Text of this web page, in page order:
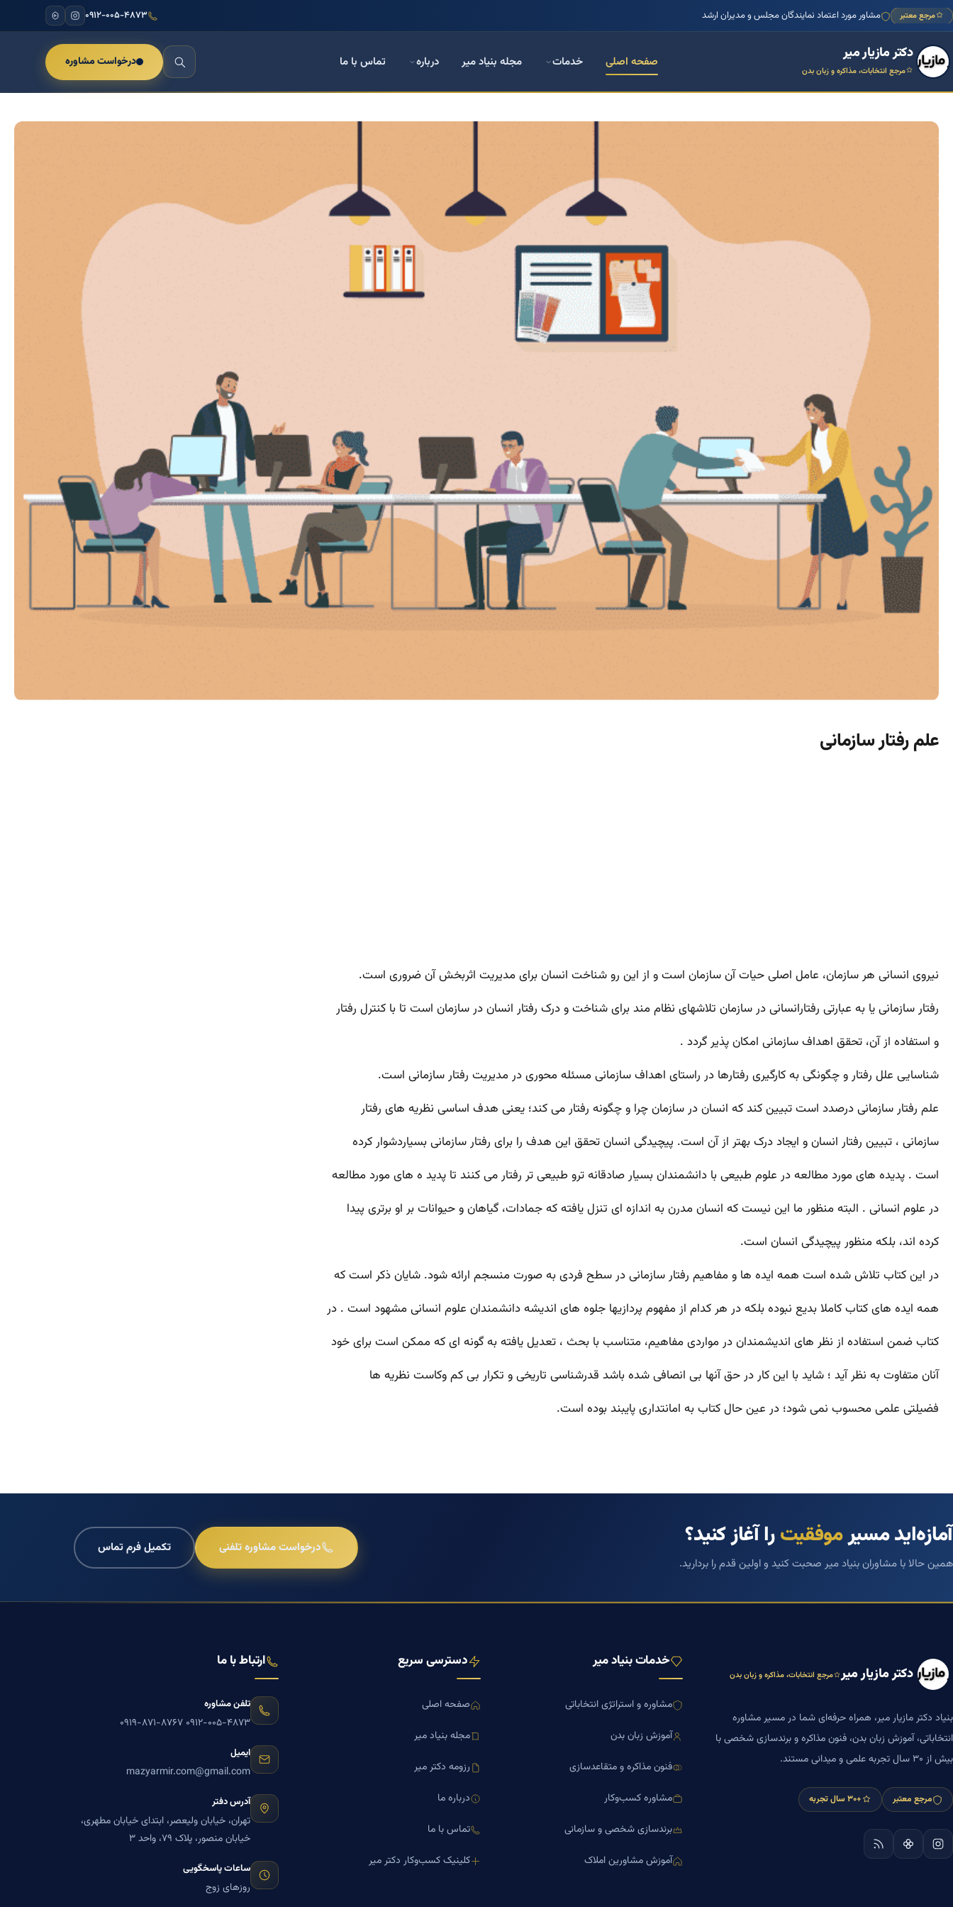
مرجع معتبر مشاور مورد اعتماد نمایندگان مجلس و مدیران ارشد ۰۹۱۲-۰۰۵-۴۸۷۳
دکتر مازیار میر
مرجع انتخابات، مذاکره و زبان بدن
صفحه اصلی خدمات مجله بنیاد میر درباره تماس با ما درخواست مشاوره
علم رفتار سازمانی
نیروی انسانی هر سازمان، عامل اصلی حیات آن سازمان است و از این رو شناخت انسان برای مدیریت اثربخش آن ضروری است.
رفتار سازمانی یا به عبارتی رفتارانسانی در سازمان تلاشهای نظام مند برای شناخت و درک رفتار انسان در سازمان است تا با کنترل رفتار
و استفاده از آن، تحقق اهداف سازمانی امکان پذیر گردد .
شناسایی علل رفتار و چگونگی به کارگیری رفتارها در راستای اهداف سازمانی مسئله محوری در مدیریت رفتار سازمانی است.
علم رفتار سازمانی درصدد است تبیین کند که انسان در سازمان چرا و چگونه رفتار می کند؛ یعنی هدف اساسی نظریه های رفتار
سازمانی ، تبیین رفتار انسان و ایجاد درک بهتر از آن است. پیچیدگی انسان تحقق این هدف را برای رفتار سازمانی بسیاردشوار کرده
است . پدیده های مورد مطالعه در علوم طبیعی با دانشمندان بسیار صادقانه ترو طبیعی تر رفتار می کنند تا پدید ه های مورد مطالعه
در علوم انسانی . البته منظور ما این نیست که انسان مدرن به اندازه ای تنزل یافته که جمادات، گیاهان و حیوانات بر او برتری پیدا
کرده اند، بلکه منظور پیچیدگی انسان است.
در این کتاب تلاش شده است همه ایده ها و مفاهیم رفتار سازمانی در سطح فردی به صورت منسجم ارائه شود. شایان ذکر است که
همه ایده های کتاب کاملا بدیع نبوده بلکه در هر کدام از مفهوم پردازیها جلوه های اندیشه دانشمندان علوم انسانی مشهود است . در
کتاب ضمن استفاده از نظر های اندیشمندان در مواردی مفاهیم، متناسب با بحث ، تعدیل یافته به گونه ای که ممکن است برای خود
آنان متفاوت به نظر آید ؛ شاید با این کار در حق آنها بی انصافی شده باشد قدرشناسی تاریخی و تکرار بی کم وکاست نظریه ها
فضیلتی علمی محسوب نمی شود؛ در عین حال کتاب به امانتداری پایبند بوده است.
آمازه‌اید مسیرموفقیترا آغاز کنید؟
همین حالا با مشاوران بنیاد میر صحبت کنید و اولین قدم را بردارید.
درخواست مشاوره تلفنی تکمیل فرم تماس
دکتر مازیار میر مرجع انتخابات، مذاکره و زبان بدن
بنیاد دکتر مازیار میر، همراه حرفه‌ای شما در مسیر مشاوره
انتخاباتی، آموزش زبان بدن، فنون مذاکره و برندسازی شخصی با
بیش از ۳۰ سال تجربه علمی و میدانی مستند.
مرجع معتبر +۳۰ سال تجربه
خدمات بنیاد میر
مشاوره و استراتژی انتخاباتی
آموزش زبان بدن
فنون مذاکره و متقاعدسازی
مشاوره کسب‌وکار
برندسازی شخصی و سازمانی
آموزش مشاورین املاک
دسترسی سریع
صفحه اصلی
مجله بنیاد میر
رزومه دکتر میر
درباره ما
تماس با ما
کلینیک کسب‌وکار دکتر میر
ارتباط با ما
تلفن مشاوره
۰۹۱۲-۰۰۵-۴۸۷۳ ۰۹۱۹-۸۷۱-۸۷۶۷
ایمیل
mazyarmir.com@gmail.com
آدرس دفتر
تهران، خیابان ولیعصر، ابتدای خیابان مطهری،
خیابان منصور، پلاک ۷۹، واحد ۳
ساعات پاسخگویی
روزهای زوج